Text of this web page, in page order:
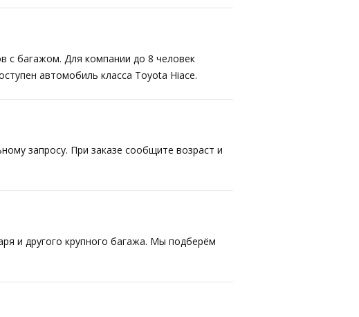
с багажом. Для компании до 8 человек
автомобиль класса Toyota Hiace.
запросу. При заказе сообщите возраст и
и другого крупного багажа. Мы подберём